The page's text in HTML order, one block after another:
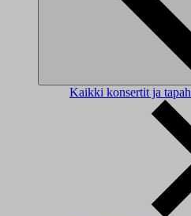
Kaikki konsertit ja